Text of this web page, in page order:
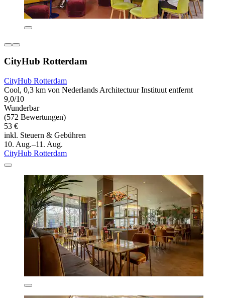
CityHub Rotterdam
CityHub Rotterdam
Cool, 0,3 km von Nederlands Architectuur Instituut entfernt
9,0/10
Wunderbar
(572 Bewertungen)
53 €
inkl. Steuern & Gebühren
10. Aug.–11. Aug.
CityHub Rotterdam